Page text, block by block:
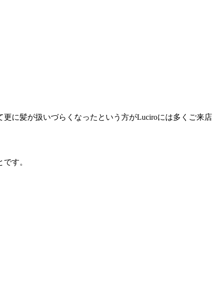
に髪が扱いづらくなったという方がLuciroには多くご来店
す。